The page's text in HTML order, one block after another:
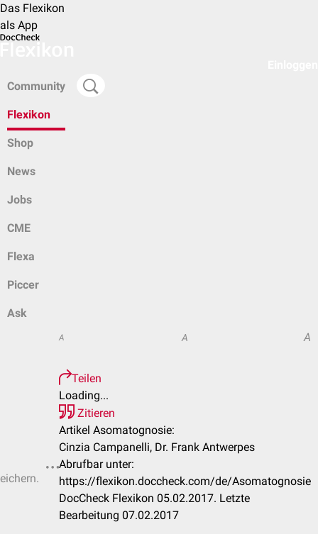
Das Flexikon
als App
Community
Flexikon
Shop
News
Jobs
CME
Flexa
Piccer
Ask
A A A
Teilen
Loading...
Zitieren
Artikel Asomatognosie:
Cinzia Campanelli, Dr. Frank Antwerpes
Abrufbar unter:
https://flexikon.doccheck.com/de/Asomatognosie
DocCheck Flexikon 05.02.2017. Letzte
Bearbeitung 07.02.2017